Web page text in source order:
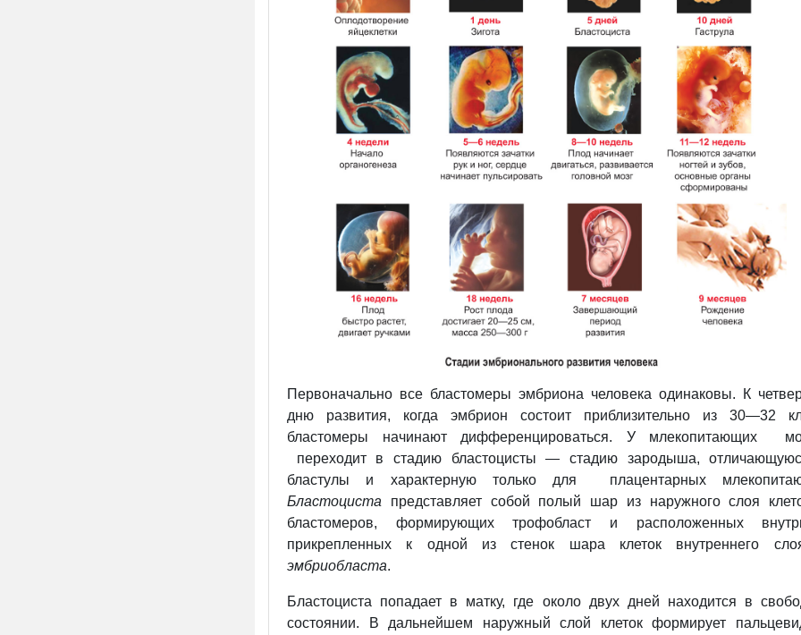
Первоначально все бластомеры эмбриона человека одинаковы. К
дню развития, когда эмбрион состоит приблизительно из 30—32
бластомеры начинают дифференцироваться. У млекопитающих
переходит в стадию бластоцисты —стадию зародыша,
бластулы и характерную только для плацентарных
Бластоциста представляет собой полый шар из наружного слоя
бластомеров, формирующих трофобласт и расположенных
прикрепленных к одной из стенок шара клеток внутреннего
эмбриобласта.
Бластоциста попадает в матку, где около двух дней находится в
состоянии. В дальнейшем наружный слой клеток формирует